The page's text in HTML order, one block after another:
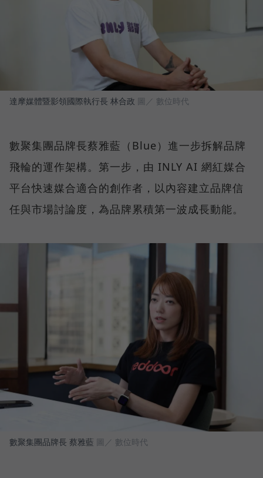
達摩媒體暨影領國際執行長 林合政 圖／ 數位時代
數聚集團品牌長蔡雅藍（Blue）進一步拆解品牌
飛輪的運作架構。第一步，由 INLY AI 網紅媒合
平台快速媒合適合的創作者，以內容建立品牌信
任與市場討論度，為品牌累積第一波成長動能。
數聚集團品牌長 蔡雅藍 圖／ 數位時代